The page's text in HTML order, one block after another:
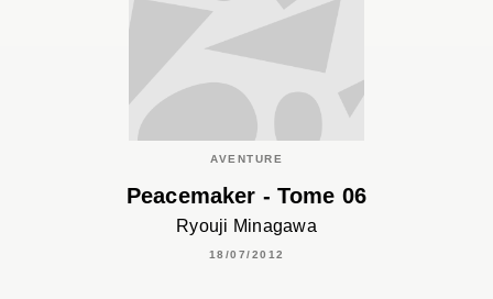
AVENTURE
Peacemaker - Tome 06
Ryouji Minagawa
18/07/2012